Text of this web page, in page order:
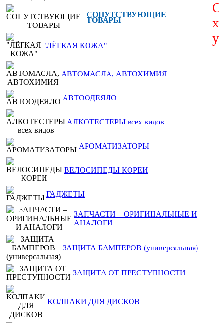
СОПУТСТВУЮЩИЕ
ТОВАРЫ
"ЛЁГКАЯ КОЖА"
АВТОМАСЛА, АВТОХИМИЯ
АВТООДЕЯЛО
АЛКОТЕСТЕРЫ всех видов
АРОМАТИЗАТОРЫ
ВЕЛОСИПЕДЫ КОРЕИ
ГАДЖЕТЫ
ЗАПЧАСТИ – ОРИГИНАЛЬНЫЕ И
АНАЛОГИ
ЗАЩИТА БАМПЕРОВ (универсальная)
ЗАЩИТА ОТ ПРЕСТУПНОСТИ
КОЛПАКИ ДЛЯ ДИСКОВ